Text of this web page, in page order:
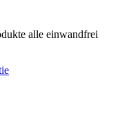
alle einwandfrei